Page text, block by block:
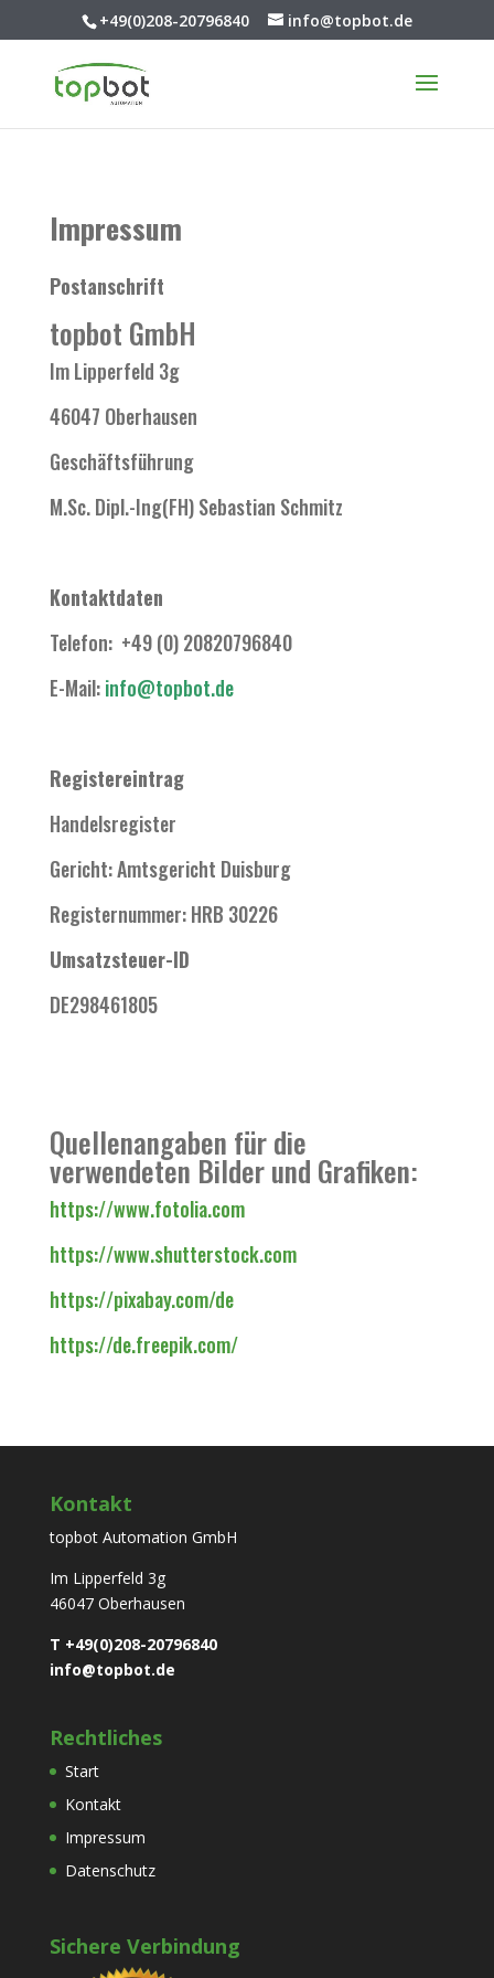
+49(0)208-20796840 info@topbot.de
Impressum
Postanschrift
topbot GmbH
Im Lipperfeld 3g
46047 Oberhausen
Geschäftsführung
M.Sc. Dipl.-Ing(FH) Sebastian Schmitz
Kontaktdaten
Telefon: +49 (0) 20820796840
E-Mail:info@topbot.de
Registereintrag
Handelsregister
Gericht: Amtsgericht Duisburg
Registernummer: HRB 30226
Umsatzsteuer-ID
DE298461805
Quellenangaben für die
verwendeten Bilder und Grafiken:
https://www.fotolia.com
https://www.shutterstock.com
https://pixabay.com/de
https://de.freepik.com/
Kontakt
topbot Automation GmbH
Im Lipperfeld 3g
46047 Oberhausen
T +49(0)208-20796840
info@topbot.de
Rechtliches
Start
Kontakt
Impressum
Datenschutz
Sichere Verbindung